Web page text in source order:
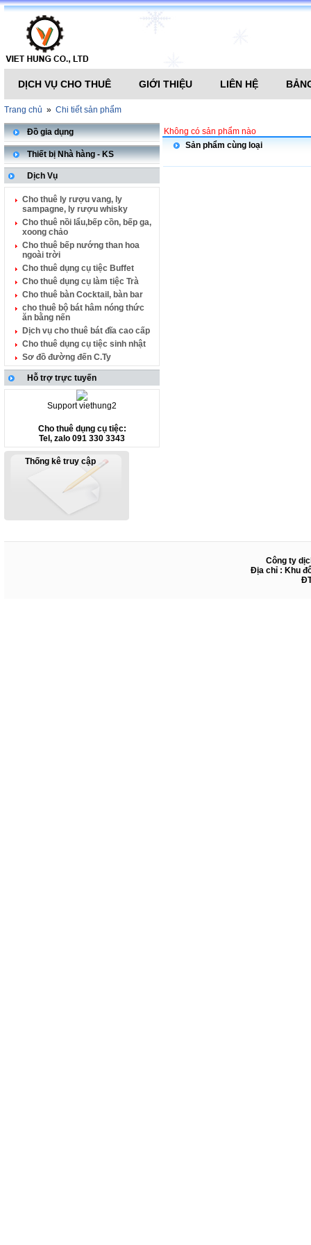
DỊCH VỤ CHO THUÊ GIỚI THIỆU LIÊN HỆ
Trang chủ » Chi tiết sản phẩm
Đồ gia dụng
Thiết bị Nhà hàng - KS
Dịch Vụ
Cho thuê ly rượu vang, ly
sampagne, ly rượu whisky
Cho thuê nồi lẩu,bếp cồn, bếp ga,
xoong chảo
Cho thuê bếp nướng than hoa
ngoài trời
Cho thuê dụng cụ tiệc Buffet
Cho thuê dụng cụ làm tiệc Trà
Cho thuê bàn Cocktail, bàn bar
cho thuê bộ bát hâm nóng thức
ăn bằng nến
Dịch vụ cho thuê bát đĩa cao cấp
Cho thuê dụng cụ tiệc sinh nhật
Sơ đồ đường đến C.Ty
Hỗ trợ trực tuyến
Support viethung2
Cho thuê dụng cụ tiệc:
Tel, zalo 091 330 3343
Thống kê truy cập
Không có sản phẩm nào
Sản phẩm cùng loại
Công ty
Địa chỉ : Khu